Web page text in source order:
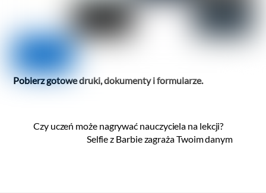
Pobierzgotowe druki, dokumenty i formularze.
Czy uczeń może nagrywać nauczyciela na lekcji?
Selfie z Barbie zagraża Twoim danym